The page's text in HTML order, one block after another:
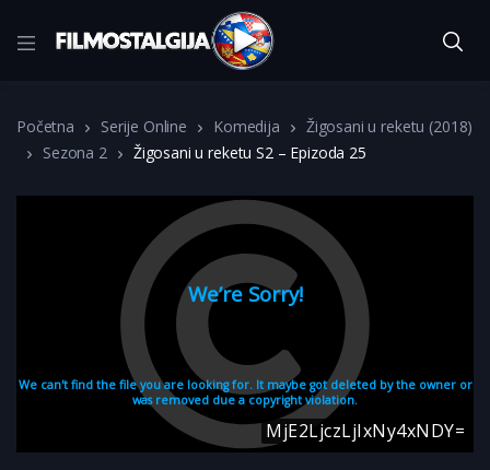
Početna Serije Online Komedija
Žigosani u reketu (2018)
Sezona 2
Žigosani u reketu S2 – Epizoda 25